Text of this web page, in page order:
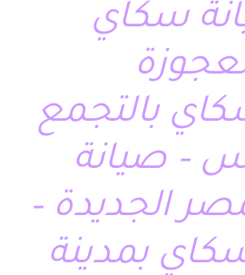
سكاي
بالتجمع
– صيانة
الجديدة –
بمدينة